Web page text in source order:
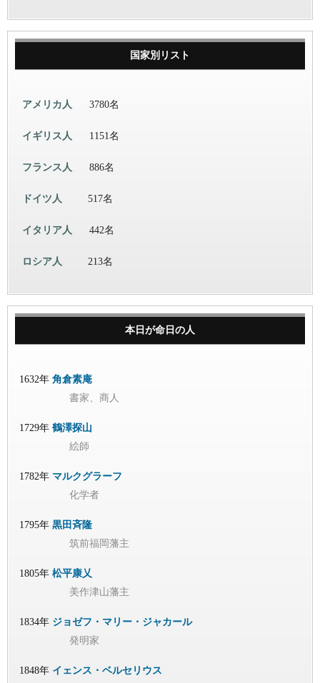
国家別リスト
アメリカ人 3780名
イギリス人 1151名
フランス人 886名
ドイツ人 517名
イタリア人 442名
ロシア人 213名
本日が命日の人
1632年 角倉素庵
書家、商人
1729年 鶴澤探山
絵師
1782年 マルクグラーフ
化学者
1795年 黒田斉隆
筑前福岡藩主
1805年 松平康乂
美作津山藩主
1834年 ジョゼフ・マリー・ジャカール
発明家
1848年 イェンス・ベルセリウス